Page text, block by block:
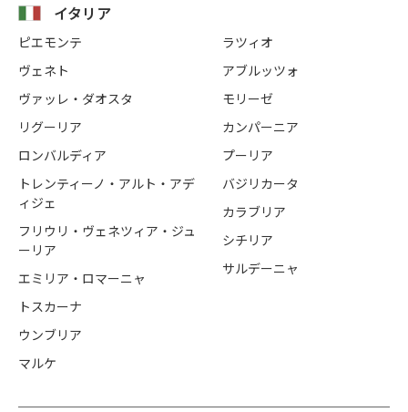
イタリア
ピエモンテ
ヴェネト
ヴァッレ・ダオスタ
リグーリア
ロンバルディア
トレンティーノ・アルト・アデ
ィジェ
フリウリ・ヴェネツィア・ジュ
ーリア
エミリア・ロマーニャ
トスカーナ
ウンブリア
マルケ
ラツィオ
アブルッツォ
モリーゼ
カンパーニア
プーリア
バジリカータ
カラブリア
シチリア
サルデーニャ